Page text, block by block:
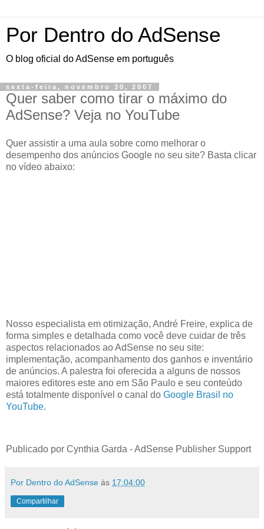
Por Dentro do AdSense
O blog oficial do AdSense em português
sexta-feira, novembro 30, 2007
Quer saber como tirar o máximo do
AdSense? Veja no YouTube
Quer assistir a uma aula sobre como melhorar o
desempenho dos anúncios Google no seu site? Basta clicar
no vídeo abaixo:
Nosso especialista em otimização, André Freire, explica de
forma simples e detalhada como você deve cuidar de três
aspectos relacionados ao AdSense no seu site:
implementação, acompanhamento dos ganhos e inventário
de anúncios. A palestra foi oferecida a alguns de nossos
maiores editores este ano em São Paulo e seu conteúdo
está totalmente disponível o canal do Google Brasil no
YouTube.
Publicado por Cynthia Garda - AdSense Publisher Support
Por Dentro do AdSense às 17:04:00
Compartilhar